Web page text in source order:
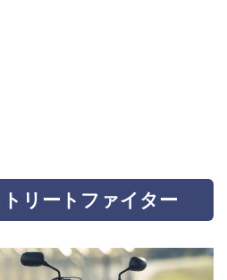
リートファイター